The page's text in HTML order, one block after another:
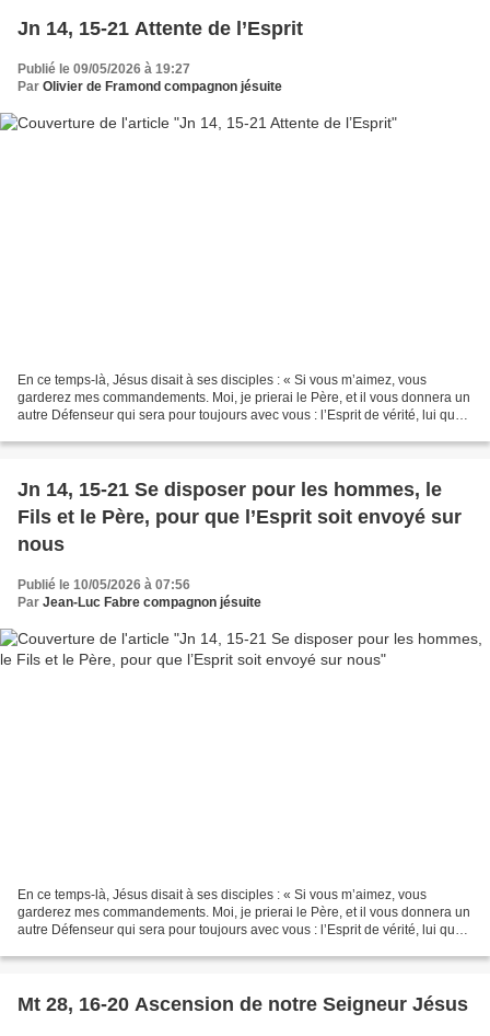
Jn 14, 15-21 Attente de l’Esprit
Publié le 09/05/2026 à 19:27
Par Olivier de Framond compagnon jésuite
En ce temps-là, Jésus disait à ses disciples : « Si vous m’aimez, vous
garderez mes commandements. Moi, je prierai le Père, et il vous donnera un
autre Défenseur qui sera pour toujours avec vous : l’Esprit de vérité, lui que
Jn 14, 15-21 Se disposer pour les hommes, le
Fils et le Père, pour que l’Esprit soit envoyé sur
nous
Publié le 10/05/2026 à 07:56
Par Jean-Luc Fabre compagnon jésuite
En ce temps-là, Jésus disait à ses disciples : « Si vous m’aimez, vous
garderez mes commandements. Moi, je prierai le Père, et il vous donnera un
autre Défenseur qui sera pour toujours avec vous : l’Esprit de vérité, lui que
Mt 28, 16-20 Ascension de notre Seigneur Jésus